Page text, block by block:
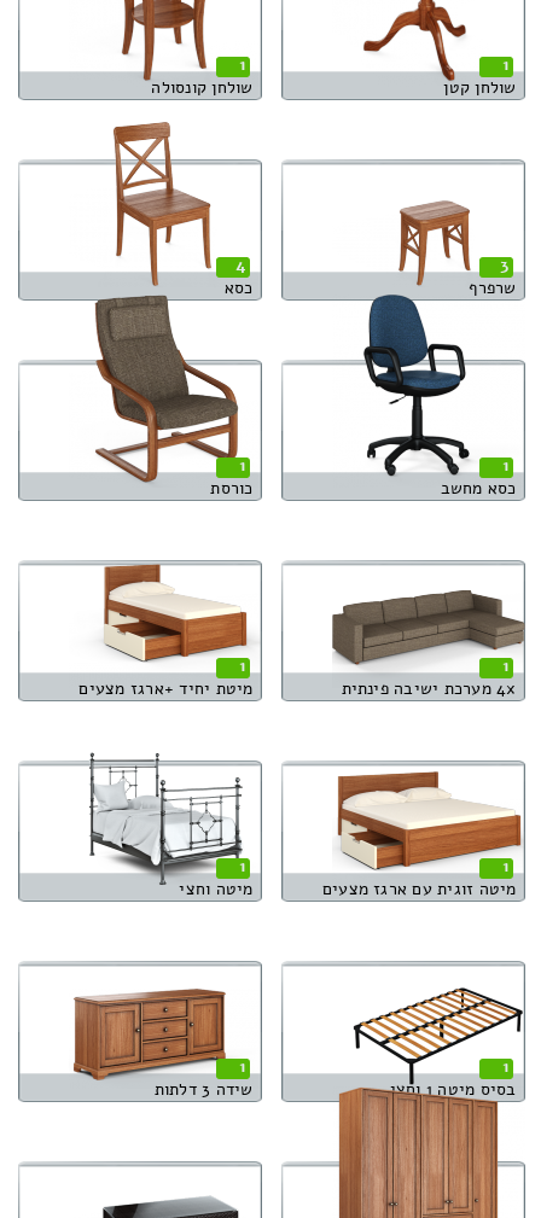
1
שולחן קטן
1
שולחן קונסולה
3
שרפרף
4
כסא
1
כסא מחשב
1
כורסת
1
4x מערכת ישיבה פינתית
1
מיטת יחיד +ארגז מצעים
1
מיטה זוגית עם ארגז מצעים
1
מיטה וחצי
1
בסיס מיטה 1 וחצי
1
שידה 3 דלתות